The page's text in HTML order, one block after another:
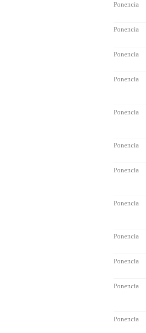
Ponencia
Ponencia
Ponencia
Ponencia
Ponencia
Ponencia
Ponencia
Ponencia
Ponencia
Ponencia
Ponencia
Ponencia